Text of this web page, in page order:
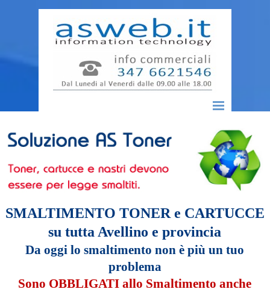
SMALTIMENTO TONER e CARTUCCE
su tutta Avellino e provincia
Da oggi lo smaltimento non è più un tuo
problema
Sono OBBLIGATI allo Smaltimento anche